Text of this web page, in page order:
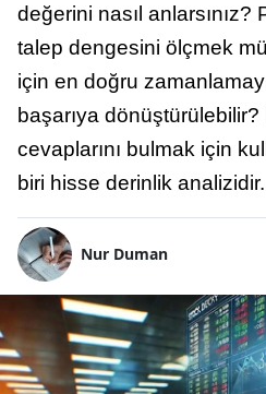
değerini nasıl
talep dengesini ölçmek
için en doğru
başarıya dönüştürülebilir?
cevaplarını bulmak için
biri hisse derinlik analizidir.
Nur Duman